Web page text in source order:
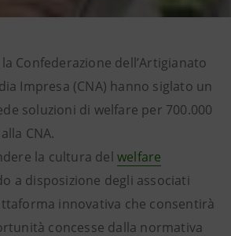
Confederazione dell’Artigianato
Impresa (CNA) hanno siglato un
soluzioni di welfare per 700.000
CNA.
la cultura del welfare
a disposizione degli associati
innovativa che consentirà
concesse dalla normativa